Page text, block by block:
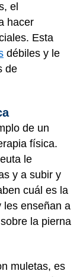
el
hacer
Esta
débiles y le
de
de un
física.
le
y a subir y
cuál es la
les enseñan a
la pierna
muletas, es